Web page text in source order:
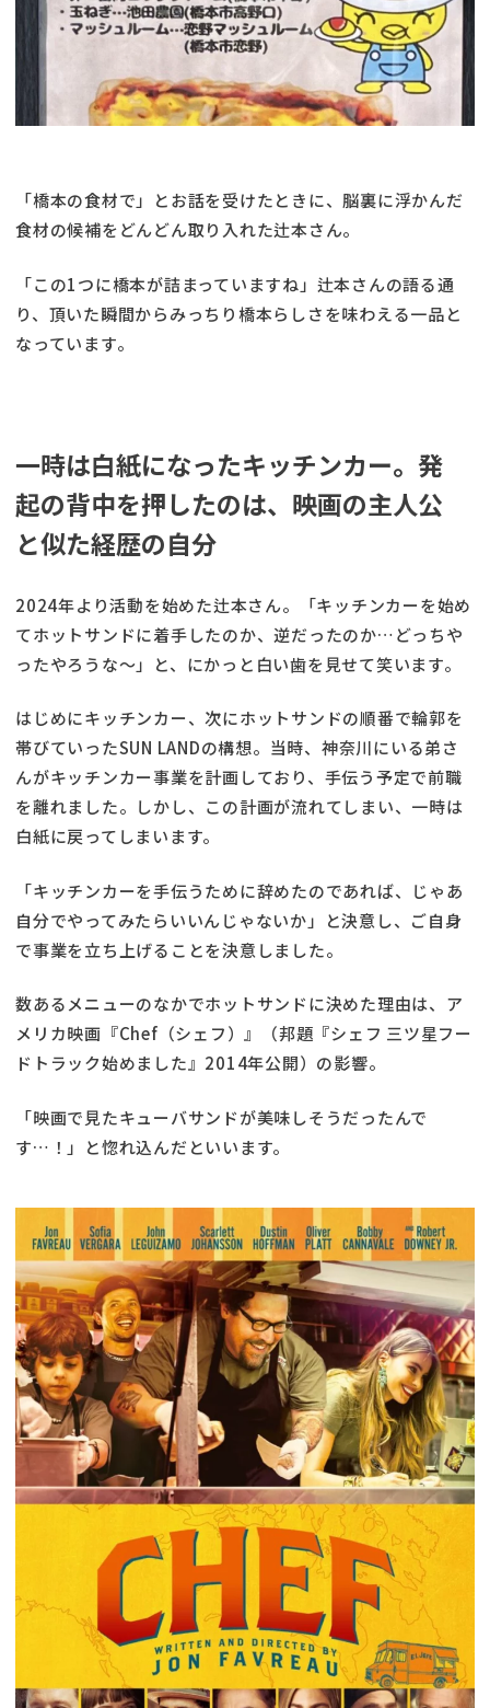
「橋本の食材で」とお話を受けたときに、脳裏に浮かんだ
食材の候補をどんどん取り入れた辻本さん。
「この1つに橋本が詰まっていますね」辻本さんの語る通
り、頂いた瞬間からみっちり橋本らしさを味わえる一品と
なっています。
一時は白紙になったキッチンカー。発
起の背中を押したのは、映画の主人公
と似た経歴の自分
2024年より活動を始めた辻本さん。「キッチンカーを始め
てホットサンドに着手したのか、逆だったのか…どっちや
ったやろうな～」と、にかっと白い歯を見せて笑います。
はじめにキッチンカー、次にホットサンドの順番で輪郭を
帯びていったSUN LANDの構想。当時、神奈川にいる弟さ
んがキッチンカー事業を計画しており、手伝う予定で前職
を離れました。しかし、この計画が流れてしまい、一時は
白紙に戻ってしまいます。
「キッチンカーを手伝うために辞めたのであれば、じゃあ
自分でやってみたらいいんじゃないか」と決意し、ご自身
で事業を立ち上げることを決意しました。
数あるメニューのなかでホットサンドに決めた理由は、ア
メリカ映画『Chef（シェフ）』（邦題『シェフ 三ツ星フー
ドトラック始めました』2014年公開）の影響。
「映画で見たキューバサンドが美味しそうだったんで
す…！」と惚れ込んだといいます。